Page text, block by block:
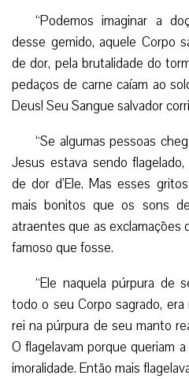
“Podemos imaginar a
desse gemido, aquele Corpo
de dor, pela brutalidade do
pedaços de carne caíam ao
Deus! Seu Sangue salvador
“Se algumas pessoas
Jesus estava sendo
de dor d’Ele. Mas esses
mais bonitos que os sons
atraentes que as exclamações
famoso que fosse.
“Ele naquela púrpura de
todo o seu Corpo sagrado,
rei na púrpura de seu manto
O flagelavam porque queriam
imoralidade. Então mais